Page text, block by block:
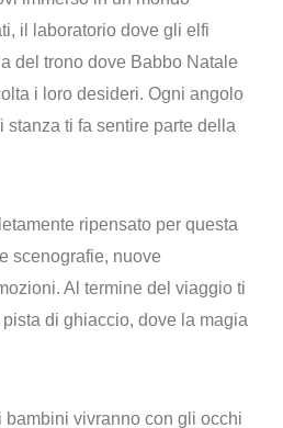
il laboratorio dove gli elfi
del trono dove Babbo Natale
i loro desideri. Ogni angolo
stanza ti fa sentire parte della
ripensato per questa
scenografie, nuove
Al termine del viaggio ti
di ghiaccio, dove la magia
bambini vivranno con gli occhi